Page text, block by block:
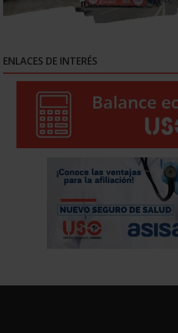
ENLACES DE INTERÉS